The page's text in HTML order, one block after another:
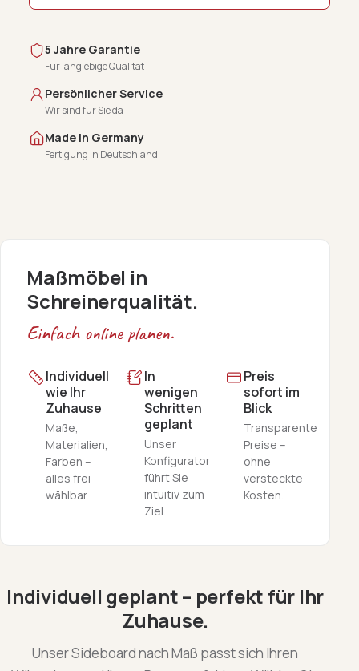
5 Jahre Garantie
Für langlebige Qualität
Persönlicher Service
Wir sind für Sie da
Made in Germany
Fertigung in Deutschland
Maßmöbel in
Schreinerqualität.
Einfach online planen.
Individuell
wie Ihr
Zuhause
Maße,
Materialien,
Farben –
alles frei
wählbar.
In
wenigen
Schritten
geplant
Unser
Konfigurator
führt Sie
intuitiv zum
Ziel.
Preis
sofort im
Blick
Transparente
Preise –
ohne
versteckte
Kosten.
Individuell geplant – perfekt für Ihr
Zuhause.
Unser Sideboard nach Maß passt sich Ihren